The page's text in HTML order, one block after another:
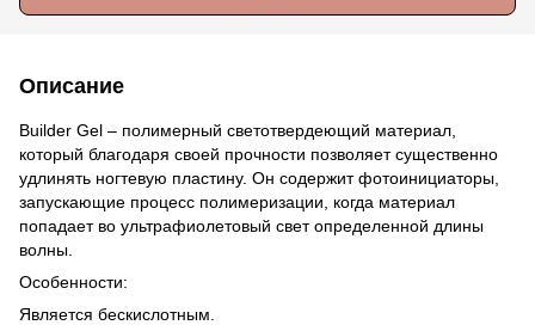
Описание
Builder Gel – полимерный светотвердеющий материал,
который благодаря своей прочности позволяет существенно
удлинять ногтевую пластину. Он содержит фотоинициаторы,
запускающие процесс полимеризации, когда материал
попадает во ультрафиолетовый свет определенной длины
волны.
Особенности:
Является бескислотным.